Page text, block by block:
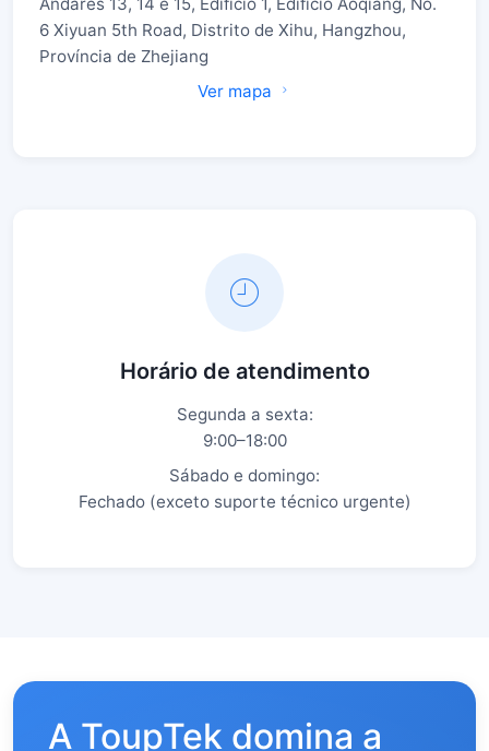
6 Xiyuan 5th Road, Distrito de Xihu, Hangzhou,
Província de Zhejiang
Ver mapa
Horário de atendimento
Segunda a sexta:
9:00–18:00
Sábado e domingo:
Fechado (exceto suporte técnico urgente)
A ToupTek domina a